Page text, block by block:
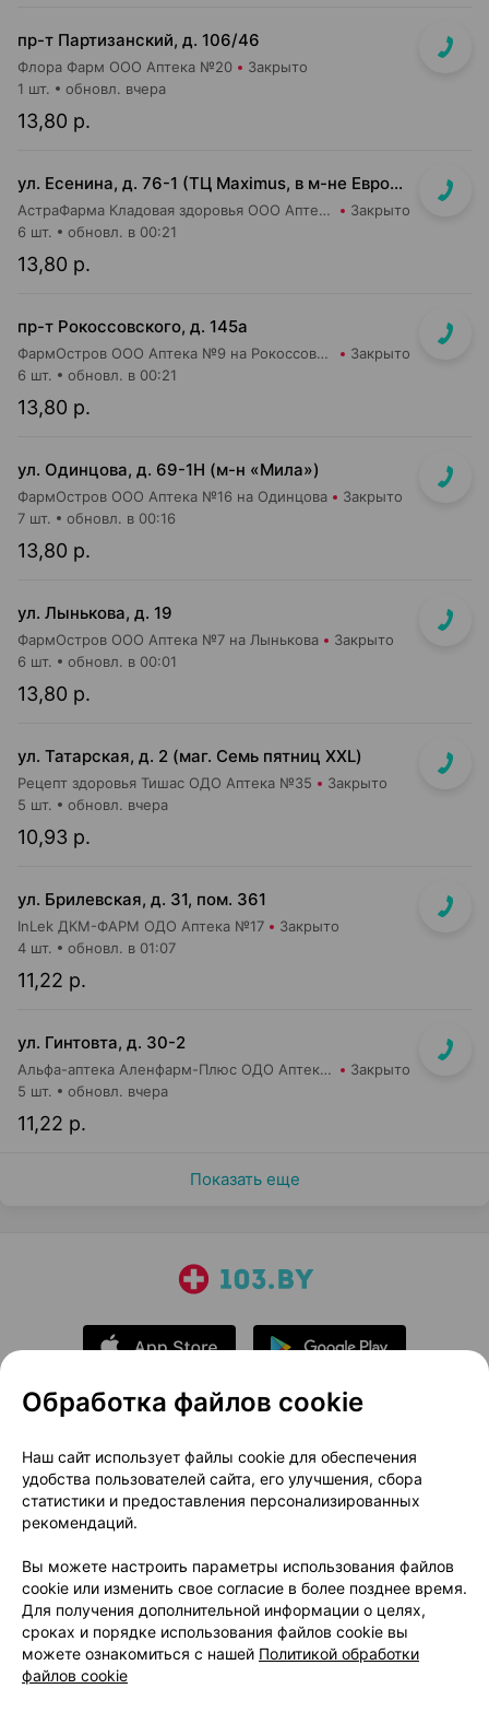
пр-т Партизанский, д. 106/46
Флора Фарм ООО Аптека №20 Закрыто
13,80 р.
1 шт. обновл. вчера
ул. Есенина, д. 76-1 (ТЦ Maximus, в м-не Евроопт Super)
АстраФарма Кладовая здоровья ООО Аптека №9 Закрыто
13,80 р.
6 шт. обновл. в 00:21
пр-т Рокоссовского, д. 145а
ФармОстров ООО Аптека №9 на Рокоссовского Закрыто
13,80 р.
6 шт. обновл. в 00:21
ул. Одинцова, д. 69-1Н (м-н «Мила»)
ФармОстров ООО Аптека №16 на Одинцова Закрыто
13,80 р.
7 шт. обновл. в 00:16
ул. Лынькова, д. 19
ФармОстров ООО Аптека №7 на Лынькова Закрыто
13,80 р.
6 шт. обновл. в 00:01
ул. Татарская, д. 2 (маг. Семь пятниц XXL)
Рецепт здоровья Тишас ОДО Аптека №35 Закрыто
10,93 р.
5 шт. обновл. вчера
ул. Брилевская, д. 31, пом. 361
InLek ДКМ-ФАРМ ОДО Аптека №17 Закрыто
11,22 р.
4 шт. обновл. в 01:07
ул. Гинтовта, д. 30-2
Альфа-аптека Аленфарм-Плюс ОДО Аптека №16 Закрыто
11,22 р.
5 шт. обновл. вчера
Показать еще
О проекте
Новости проекта
Размещение рекламы
Медицинский маркетинг
Публичный договор
Доставка
Способы оплаты
Вакансии
Партнеры
Написать руководителю 103.by
Написать в поддержку
Персональные настройки Cookie
Обработка файлов cookie
Наш сайт использует файлы cookie для обеспечения
удобства пользователей сайта, его улучшения, сбора
статистики и предоставления персонализированных
рекомендаций.
Вы можете настроить параметры использования файлов
cookie или изменить свое согласие в более позднее время.
Для получения дополнительной информации о целях,
сроках и порядке использования файлов cookie вы
можете ознакомиться с нашей Политикой обработки
файлов cookie